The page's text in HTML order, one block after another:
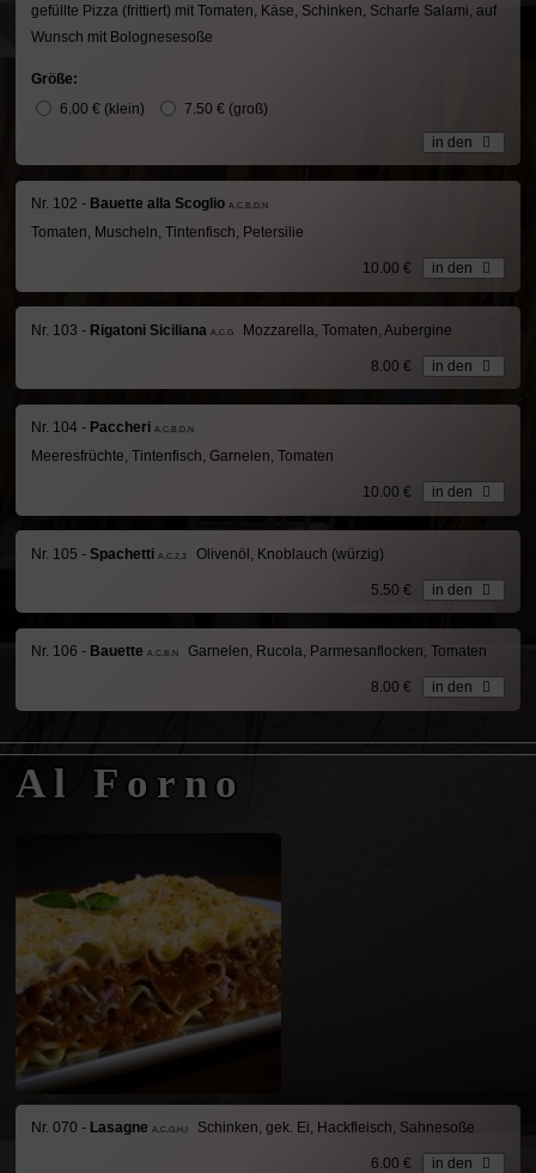
gefüllte Pizza (frittiert) mit Tomaten, Käse, Schinken, Scharfe Salami, auf
Wunsch mit Bolognesesoße
Größe:
6.00 € (klein) 7.50 € (groß)
in den
Nr. 102 - Bauette alla Scoglio A,C,B,D,N
Tomaten, Muscheln, Tintenfisch, Petersilie
10.00 € in den
Nr. 103 - Rigatoni Siciliana A,C,G Mozzarella, Tomaten, Aubergine
8.00 € in den
Nr. 104 - Paccheri A,C,B,D,N
Meeresfrüchte, Tintenfisch, Garnelen, Tomaten
10.00 € in den
Nr. 105 - Spachetti A,C,2,3 Olivenöl, Knoblauch (würzig)
5.50 € in den
Nr. 106 - Bauette A,C,B,N Garnelen, Rucola, Parmesanflocken, Tomaten
8.00 € in den
Al Forno
Nr. 070 - Lasagne A,C,G,H,I Schinken, gek. Ei, Hackfleisch, Sahnesoße
6.00 € in den